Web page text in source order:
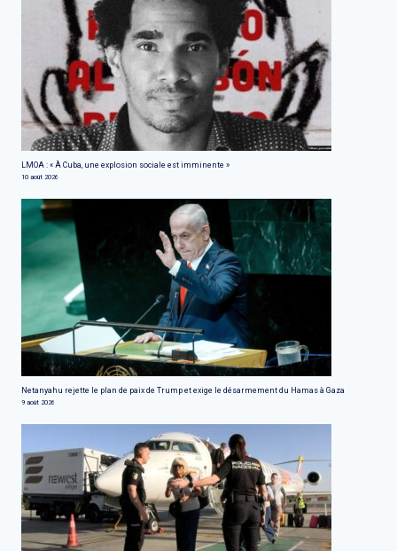
LMOA : « À Cuba, une explosion sociale est imminente »
10 août 2026
Netanyahu rejette le plan de paix de Trump et exige le désarmement du Hamas à Gaza
9 août 2026